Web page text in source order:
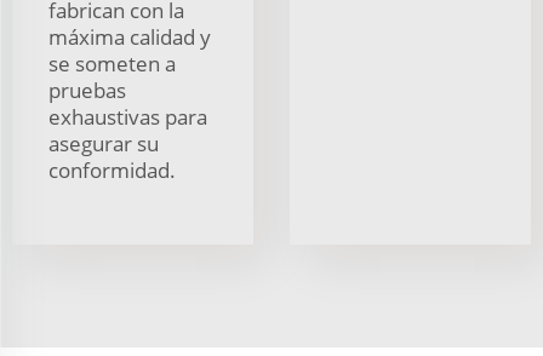
fabrican con la
máxima calidad y
se someten a
pruebas
exhaustivas para
asegurar su
conformidad.